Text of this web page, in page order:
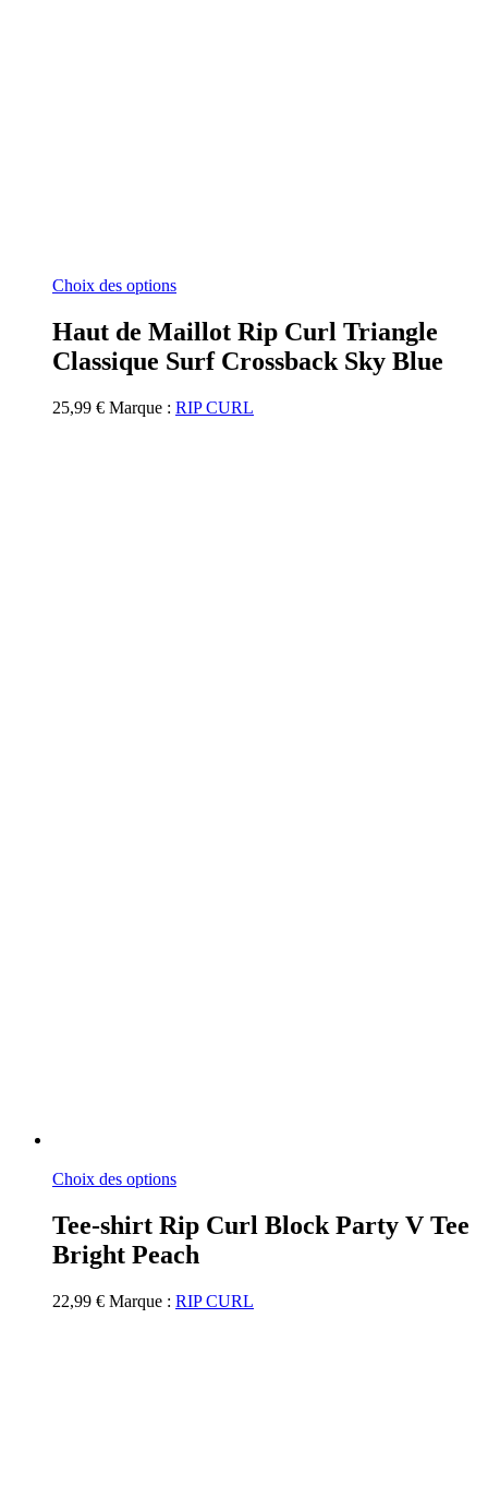
Choix des optionsCe
plusieurs
variations.
options
peuvent
Haut de Maillot Rip Curl Triangle
Classique Surf Crossback Sky Blue
25,99 € Marque : RIP CURL
Choix des optionsCe
a
plusieurs
variations.
options
peuvent
Tee-shirt Rip Curl Block Party V Tee
Bright Peach
22,99 € Marque : RIP CURL